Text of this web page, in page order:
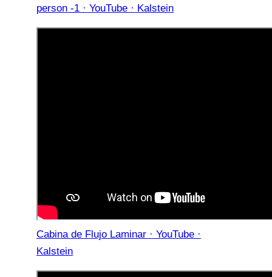
person -1 · YouTube · Kalstein
Cabina de Flujo Laminar · YouTube ·
Kalstein